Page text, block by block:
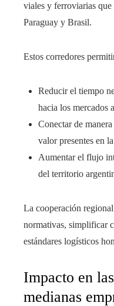
viales y ferroviarias
Paraguay y Brasil.
Estos corredores
Reducir el tiempo
hacia los mercados
Conectar de
valor presentes en
Aumentar el flujo
del territorio
La cooperación
normativas, simplificar
estándares logísticos
Impacto en
medianas